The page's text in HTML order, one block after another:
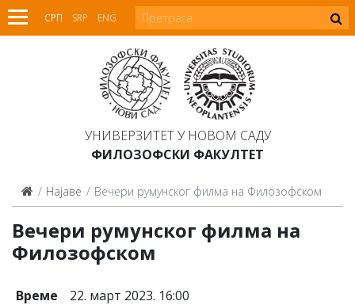
СРП SRP ENG
УНИВЕРЗИТЕТ У НОВОМ САДУ
ФИЛОЗОФСКИ ФАКУЛТЕТ
Најаве Вечери румунског филма на Филозофском
Вечери румунског филма на
Филозофском
Време 22. март 2023. 16:00